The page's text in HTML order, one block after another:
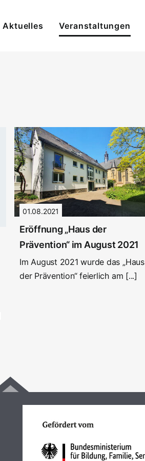
Aktuelles Veranstaltungen
01.08.2021
Eröffnung „Haus der
Prävention“ im August 2021
Im August 2021 wurde das „Haus
der Prävention“ feierlich am [...]